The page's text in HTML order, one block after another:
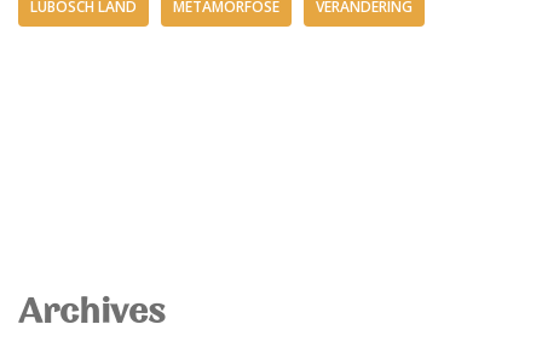
LUBOSCH LAND METAMORFOSE VERANDERING
Archives